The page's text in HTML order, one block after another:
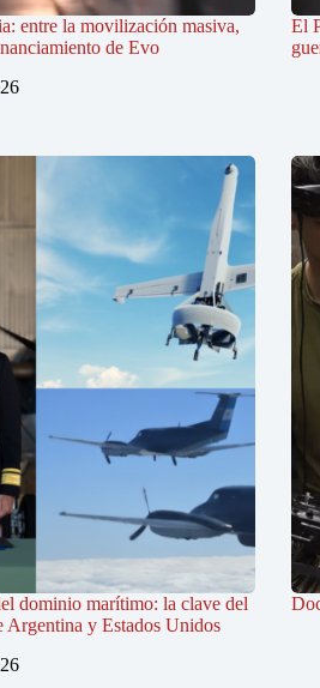
entre la movilización masiva,
de Evo
El
dominio marítimo: la clave del
Argentina y Estados Unidos